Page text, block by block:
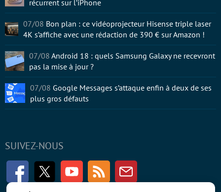
SUIVEZ-NOUS
FacebookTwitter Youtube RSS Newsletter
récurrent sur l’iPhone
07/08 Bon plan : ce vidéoprojecteur Hisense triple laser
4K s’affiche avec une rédaction de 390 € sur Amazon !
07/08 Android 18 : quels Samsung Galaxy ne recevront
pas la mise à jour ?
07/08 Google Messages s’attaque enfin à deux de ses
plus gros défauts